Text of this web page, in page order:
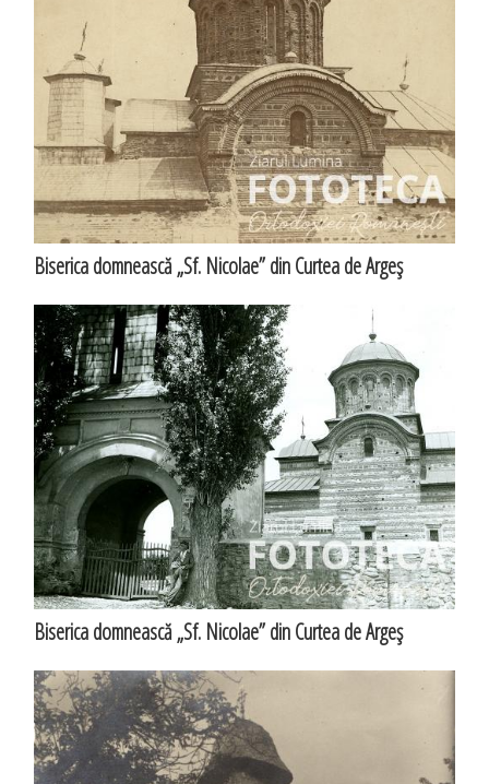
Biserica domnească „Sf. Nicolae” din Curtea de Argeş
Biserica domnească „Sf. Nicolae” din Curtea de Argeş